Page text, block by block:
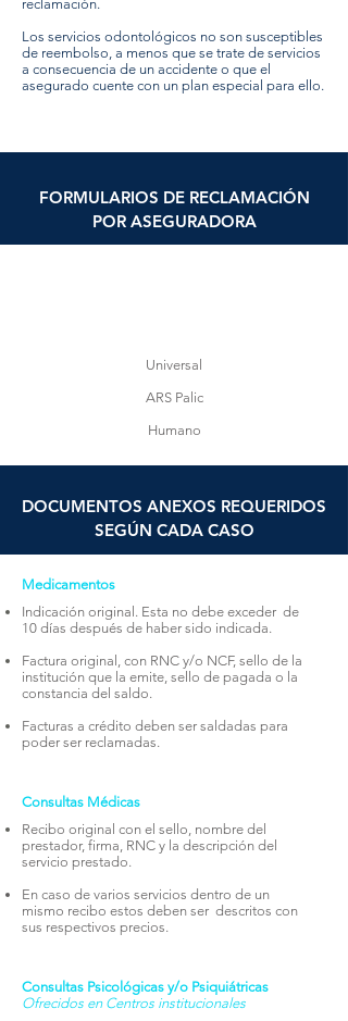
reclamación.
Los servicios odontológicos no son susceptibles
de reembolso, a menos que se trate de servicios
a consecuencia de un accidente o que el
asegurado cuente con un plan especial para ello.
FORMULARIOS DE RECLAMACIÓN
POR ASEGURADORA
Universal
ARS Palic
Humano
DOCUMENTOS ANEXOS REQUERIDOS
SEGÚN CADA CASO
Medicamentos
Indicación original. Esta no debe exceder de
10 días después de haber sido indicada.
Factura original, con RNC y/o NCF, sello de la
institución que la emite, sello de pagada o la
constancia del saldo.
Facturas a crédito deben ser saldadas para
poder ser reclamadas.
Consultas Médicas
Recibo original con el sello, nombre del
prestador, firma, RNC y la descripción del
servicio prestado.
En caso de varios servicios dentro de un
mismo recibo estos deben ser descritos con
sus respectivos precios.
Consultas Psicológicas y/o Psiquiátricas
Ofrecidos en Centros institucionales